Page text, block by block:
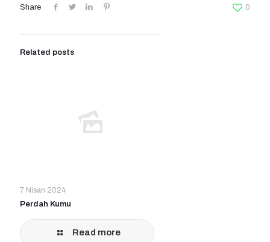
Share 0
Related posts
7 Nisan 2024
Perdah Kumu
Read more